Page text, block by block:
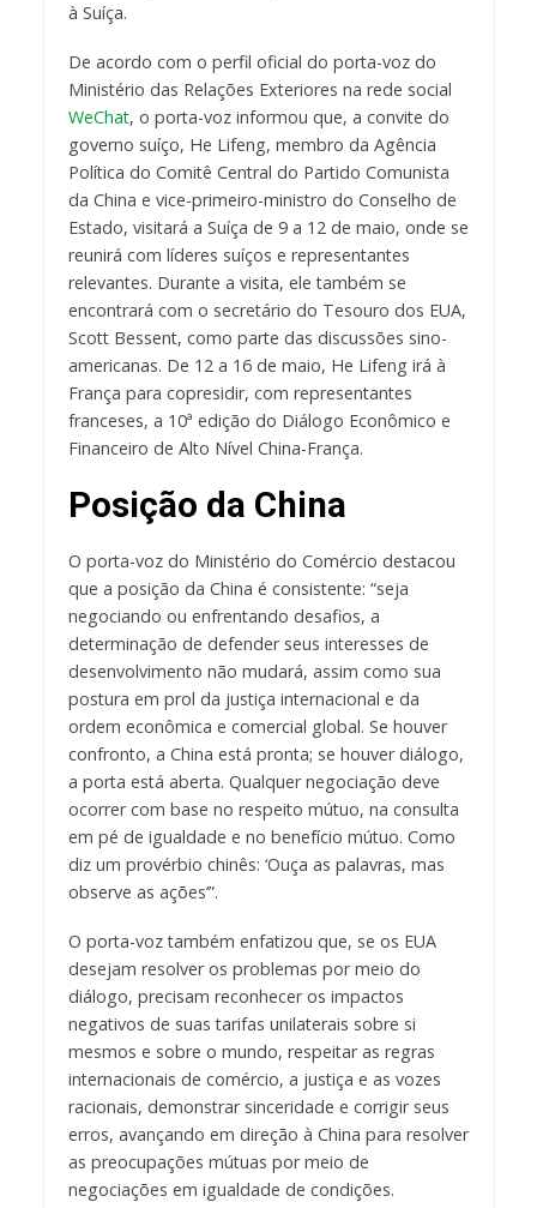
à Suíça.
De acordo com o perfil oficial do porta-voz do
Ministério das Relações Exteriores na rede social
WeChat, o porta-voz informou que, a convite do
governo suíço, He Lifeng, membro da Agência
Política do Comitê Central do Partido Comunista
da China e vice-primeiro-ministro do Conselho de
Estado, visitará a Suíça de 9 a 12 de maio, onde se
reunirá com líderes suíços e representantes
relevantes. Durante a visita, ele também se
encontrará com o secretário do Tesouro dos EUA,
Scott Bessent, como parte das discussões sino-
americanas. De 12 a 16 de maio, He Lifeng irá à
França para copresidir, com representantes
franceses, a 10ª edição do Diálogo Econômico e
Financeiro de Alto Nível China-França.
Posição da China
O porta-voz do Ministério do Comércio destacou
que a posição da China é consistente: “seja
negociando ou enfrentando desafios, a
determinação de defender seus interesses de
desenvolvimento não mudará, assim como sua
postura em prol da justiça internacional e da
ordem econômica e comercial global. Se houver
confronto, a China está pronta; se houver diálogo,
a porta está aberta. Qualquer negociação deve
ocorrer com base no respeito mútuo, na consulta
em pé de igualdade e no benefício mútuo. Como
diz um provérbio chinês: ‘Ouça as palavras, mas
observe as ações’”.
O porta-voz também enfatizou que, se os EUA
desejam resolver os problemas por meio do
diálogo, precisam reconhecer os impactos
negativos de suas tarifas unilaterais sobre si
mesmos e sobre o mundo, respeitar as regras
internacionais de comércio, a justiça e as vozes
racionais, demonstrar sinceridade e corrigir seus
erros, avançando em direção à China para resolver
as preocupações mútuas por meio de
negociações em igualdade de condições.